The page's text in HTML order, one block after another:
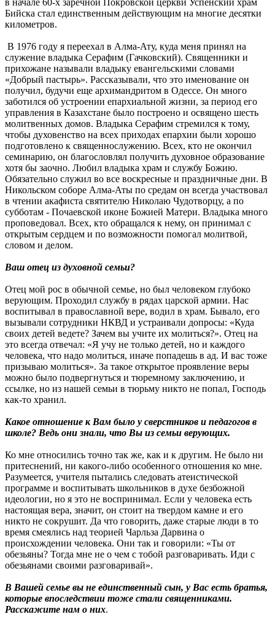
Бийска стал единственным действующим на многие десятки
километров.
В 1976 году я переехал в Алма-Ату, куда меня принял на
служение владыка Серафим (Гачковский). Священники и
прихожане называли владыку евангельскими словами
«Добрый пастырь». Рассказывали, что это именование он
получил, будучи еще архимандритом в Одессе. Он много
заботился об устроении епархиальной жизни, за период его
управления в Казахстане было построено и освящено шесть
молитвенных домов. Владыка Серафим стремился к тому,
чтобы духовенство на всех приходах епархии были хорошо
подготовлено к священнослужению. Всех, кто не окончил
семинарию, он благословлял получить духовное образование
хотя бы заочно. Любил владыка храм и службу Божию.
Обязательно служил во все воскресные и праздничные дни. В
Никольском соборе Алма-Аты по средам он всегда участвовал
в чтении акафиста святителю Николаю Чудотворцу, а по
субботам - Почаевской иконе Божией Матери. Владыка много
проповедовал. Всех, кто обращался к нему, он принимал с
открытым сердцем и по возможности помогал молитвой,
словом и делом.
Ваш отец из духовной семьи?
Отец мой рос в обычной семье, но был человеком глубоко
верующим. Проходил службу в рядах царской армии. Нас
воспитывал в православной вере, водил в храм. Бывало, его
вызывали сотрудники НКВД и устраивали допросы: «Куда
своих детей ведете? Зачем вы учите их молиться?». Отец на
это всегда отвечал: «Я учу не только детей, но и каждого
человека, что надо молиться, иначе попадешь в ад. И вас тоже
призываю молиться». За такое открытое проявление веры
можно было подвергнуться и тюремному заключению, и
ссылке, но из нашей семьи в тюрьму никто не попал, Господь
как-то хранил.
Какое отношение к Вам было у сверстников и педагогов в
школе? Ведь они знали, что Вы из семьи верующих.
Ко мне относились точно так же, как и к другим. Не было ни
притеснений, ни какого-либо особенного отношения ко мне.
Разумеется, учителя пытались следовать атеистической
программе и воспитывать школьников в духе безбожной
идеологии, но я это не воспринимал. Если у человека есть
настоящая вера, значит, он стоит на твердом камне и его
никто не сокрушит. Да что говорить, даже старые люди в то
время смеялись над теорией Чарльза Дарвина о
происхождении человека. Они так и говорили: «Ты от
обезьяны? Тогда мне не о чем с тобой разговаривать. Иди с
обезьянами своими разговаривай».
В Вашей семье вы не единственный сын, у Вас есть братья,
которые впоследствии тоже стали священниками.
Расскажите нам о них.